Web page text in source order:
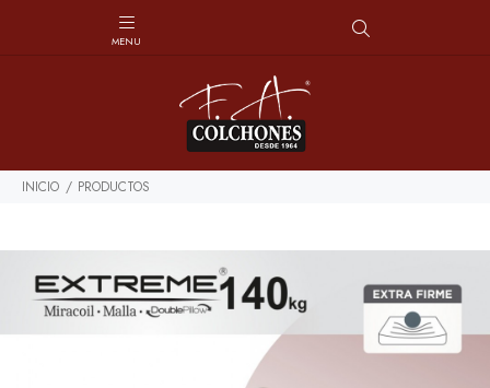
INICIO PRODUCTOS